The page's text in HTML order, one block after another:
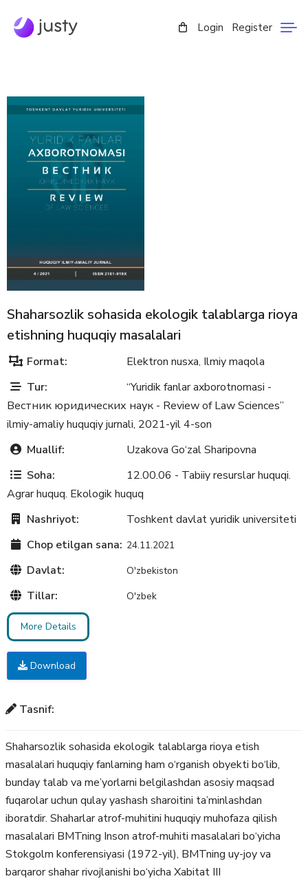
Login Register
Shaharsozlik sohasida ekologik talablarga rioya
etishning huquqiy masalalari
Format: Elektron nusxa, Ilmiy maqola
Tur:
“Yuridik fanlar axborotnomasi -
Вестник юридических наук - Review of Law Sciences”
ilmiy-amaliy huquqiy jurnali, 2021-yil 4-son
Muallif:
Uzakova Gо‘zal Sharipovna
Soha:
12.00.06 - Tabiiy resurslar huquqi.
Agrar huquq. Ekologik huquq
Nashriyot:
Toshkent davlat yuridik universiteti
Chop etilgan sana: 24.11.2021
Davlat: O'zbekiston
Tillar: O'zbek
More Details
Download
Tasnif:
Shaharsozlik sohasida ekologik talablarga rioya etish
masalalari huquqiy fanlarning ham о‘rganish obyekti bо‘lib,
bunday talab va me’yorlarni belgilashdan asosiy maqsad
fuqarolar uchun qulay yashash sharoitini ta’minlashdan
iboratdir. Shaharlar atrof-muhitini huquqiy muhofaza qilish
masalalari BMTning Inson atrof-muhiti masalalari bо‘yicha
Stokgolm konferensiyasi (1972-yil), BMTning uy-joy va
barqaror shahar rivojlanishi bо‘yicha Xabitat III